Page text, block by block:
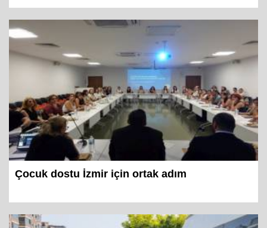
Çocuk dostu İzmir için ortak adım